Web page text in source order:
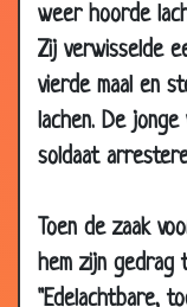
weer hoorde
Zij verwisselde
vierde maal en
lachen. De
soldaat
Toen de zaak
hem zijn gedrag
"Edelachtbare,
2008
01 Jun
2008
Dieet?
29 May
2008
2008
26 May
2008
Nooit